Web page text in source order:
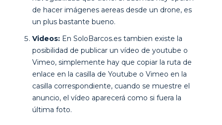
de hacer imágenes aereas desde un drone, es
un plus bastante bueno.
Videos: En SoloBarcos.es tambien existe la
posibilidad de publicar un vídeo de youtube o
Vimeo, simplemente hay que copiar la ruta de
enlace en la casilla de Youtube o Vimeo en la
casilla correspondiente, cuando se muestre el
anuncio, el vídeo aparecerá como si fuera la
última foto.